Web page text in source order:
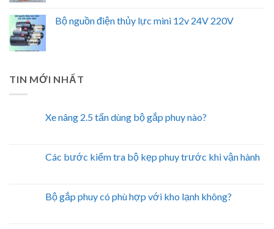
Bộ nguồn điện thủy lực mini 12v 24V 220V
TIN MỚI NHẤT
Xe nâng 2.5 tấn dùng bộ gắp phuy nào?
Các bước kiểm tra bộ kẹp phuy trước khi vận hành
Bộ gắp phuy có phù hợp với kho lạnh không?